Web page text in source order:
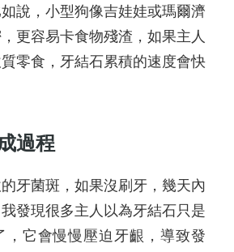
說，小型狗像吉娃娃或瑪爾濟
更容易卡食物殘渣，如果主人
零食，牙結石累積的速度會快
過程
牙菌斑，如果沒刷牙，幾天內
發現很多主人以為牙結石只是
，它會慢慢壓迫牙齦，導致發